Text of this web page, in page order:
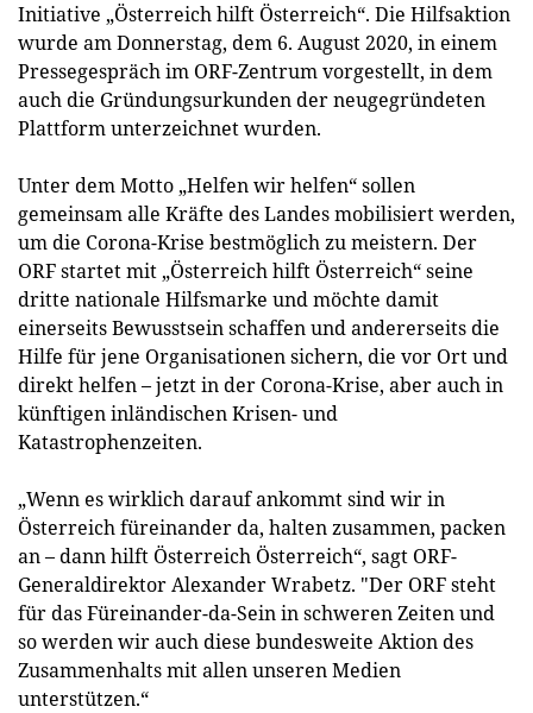
Initiative „Österreich hilft Österreich“. Die Hilfsaktion
wurde am Donnerstag, dem 6. August 2020, in einem
Pressegespräch im ORF-Zentrum vorgestellt, in dem
auch die Gründungsurkunden der neugegründeten
Plattform unterzeichnet wurden.
Unter dem Motto „Helfen wir helfen“ sollen
gemeinsam alle Kräfte des Landes mobilisiert werden,
um die Corona-Krise bestmöglich zu meistern. Der
ORF startet mit „Österreich hilft Österreich“ seine
dritte nationale Hilfsmarke und möchte damit
einerseits Bewusstsein schaffen und andererseits die
Hilfe für jene Organisationen sichern, die vor Ort und
direkt helfen – jetzt in der Corona-Krise, aber auch in
künftigen inländischen Krisen- und
Katastrophenzeiten.
„Wenn es wirklich darauf ankommt sind wir in
Österreich füreinander da, halten zusammen, packen
an – dann hilft Österreich Österreich“, sagt ORF-
Generaldirektor Alexander Wrabetz. "Der ORF steht
für das Füreinander-da-Sein in schweren Zeiten und
so werden wir auch diese bundesweite Aktion des
Zusammenhalts mit allen unseren Medien
unterstützen.“